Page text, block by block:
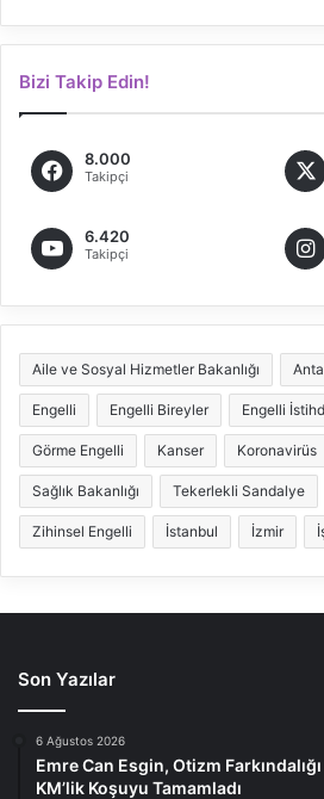
Bizi Takip Edin!
8.000
Takipçi
6.420
Takipçi
Aile ve Sosyal Hizmetler Bakanlığı
Engelli Engelli Bireyler Engelli
Görme Engelli Kanser Koronavirüs
Sağlık Bakanlığı Tekerlekli Sandalye
Zihinsel Engelli İstanbul İzmir
Son Yazılar
6 Ağustos 2026
Emre Can Esgin, Otizm
KM’lik Koşuyu Tamamladı